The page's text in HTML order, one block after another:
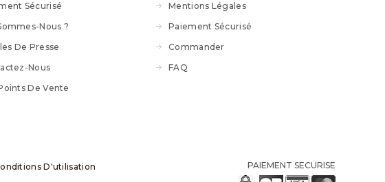
Sécurisé
Nous ?
De Presse
Nous
De Vente
Mentions Légales
Paiement Sécurisé
Commander
FAQ
D'utilisation PAIEMENT SECURISE